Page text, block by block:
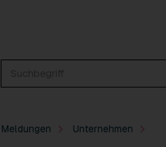
Meldungen Unternehmen